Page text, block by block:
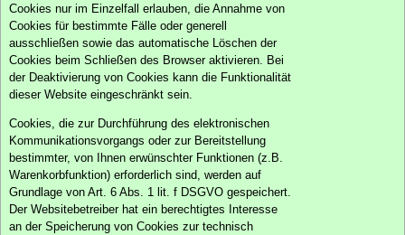
Cookies nur im Einzelfall erlauben, die Annahme von
Cookies für bestimmte Fälle oder generell
ausschließen sowie das automatische Löschen der
Cookies beim Schließen des Browser aktivieren. Bei
der Deaktivierung von Cookies kann die Funktionalität
dieser Website eingeschränkt sein.
Cookies, die zur Durchführung des elektronischen
Kommunikationsvorgangs oder zur Bereitstellung
bestimmter, von Ihnen erwünschter Funktionen (z.B.
Warenkorbfunktion) erforderlich sind, werden auf
Grundlage von Art. 6 Abs. 1 lit. f DSGVO gespeichert.
Der Websitebetreiber hat ein berechtigtes Interesse
an der Speicherung von Cookies zur technisch